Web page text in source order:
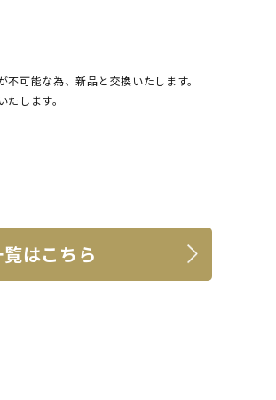
可能な為、新品と交換いたします。
します。
はこちら